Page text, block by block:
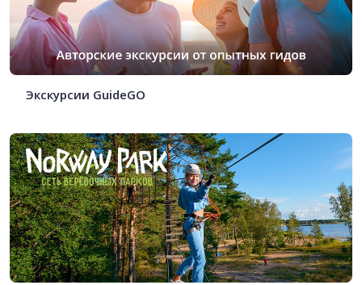
Экскурсии GuideGO